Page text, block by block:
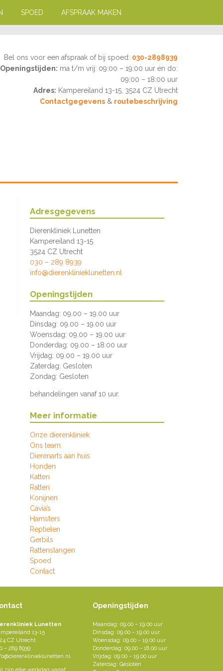
SPOED AFSPRAAK MAKEN
Bel ons voor een afspraak of bij spoed: 030-2898939
Openingstijden: ma t/m vrij: 09:00 – 19:00 uur en do:
09:00 – 18:00 uur
Adres: Kampereiland 13-15, 3524 CZ Utrecht
Contactgegevens& routebeschrijving
Adresgegevens
Dierenkliniek Lunetten
Kampereiland 13-15
3524 CZ Utrecht
030 – 289 8939
info@dierenklinieklunetten.nl
Openingstijden
Maandag: 09.00 – 19.00 uur
Dinsdag: 09.00 – 19.00 uur
Woensdag: 09.00 – 19.00 uur
Donderdag: 09.00 – 18.00 uur
Vrijdag: 09.00 – 19.00 uur
Zaterdag: Gesloten
Zondag: Gesloten
behandelingen vanaf 10 uur.
Meer informatie
Onze dierenkliniek
Ons team
Dierenarts aan huis
Honden
Katten
Ratten
Konijnen
Cavia’s
Hamsters
Reptielen
Gerbils
Rattenslangen
Spoed
Contact
Lunetten
13-15
CZ Utrecht
– 289 8939
Openingstijden
Maandag: 09.00 – 19.00 uur
Dinsdag: 09.00 – 19.00 uur
Woensdag: 09.00 – 19.00 uur
Donderdag: 09.00 – 18.00 uur
Vrijdag: 09.00 – 19.00 uur
Zaterdag: Gesloten